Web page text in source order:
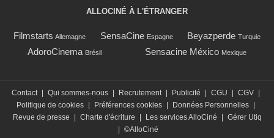
ALLOCINÉ À L'ÉTRANGER
Filmstarts Allemagne SensaCine Espagne Beyazperde Turquie
AdoroCinema Brésil Sensacine México Mexique
Contact Qui sommes-nous Recrutement Publicité CGU CGV
Politique de cookies
Préférences cookies Données Personnelles
Revue de presse
Charte d'écriture Les services AlloCiné
Gérer Utiq
©AlloCiné